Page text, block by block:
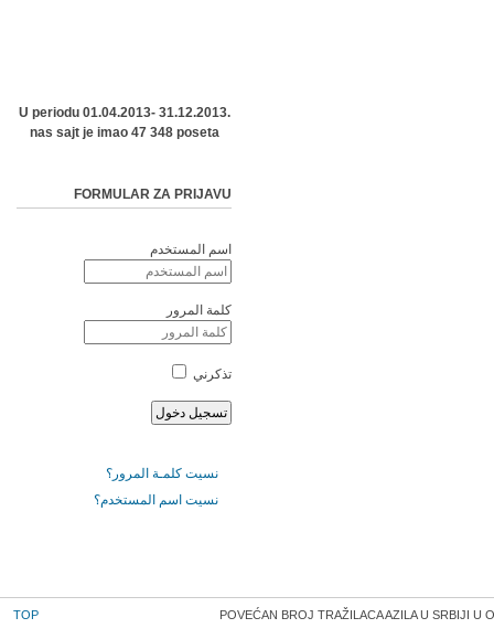
U periodu 01.04.2013- 31.12.2013.
nas sajt je imao 47 348 poseta
FORMULAR ZA PRIJAVU
اسم المستخدم
كلمة المرور
تذكرني
نسيت كلمـة المرور؟
نسيت اسم المستخدم؟
POVEĆAN BROJ TRAŽILACA AZILA U SRBIJI U
TOP